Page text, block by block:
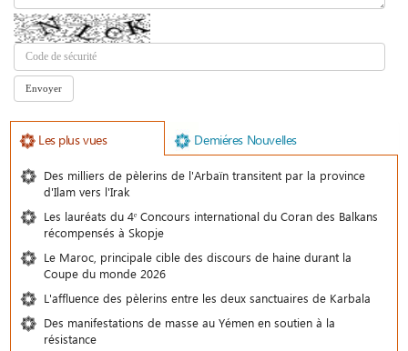
Les plus vues Demiéres Nouvelles
Des milliers de pèlerins de l'Arbaïn transitent par la province
d'Ilam vers l'Irak
Les lauréats du 4ᵉ Concours international du Coran des Balkans
récompensés à Skopje
Le Maroc, principale cible des discours de haine durant la
Coupe du monde 2026
L'affluence des pèlerins entre les deux sanctuaires de Karbala
Des manifestations de masse au Yémen en soutien à la
résistance